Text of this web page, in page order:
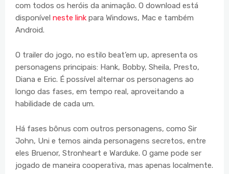
com todos os heróis da animação. O download está
disponível neste link para Windows, Mac e também
Android.
O trailer do jogo, no estilo beat’em up, apresenta os
personagens principais: Hank, Bobby, Sheila, Presto,
Diana e Eric. É possível alternar os personagens ao
longo das fases, em tempo real, aproveitando a
habilidade de cada um.
Há fases bônus com outros personagens, como Sir
John, Uni e temos ainda personagens secretos, entre
eles Bruenor, Stronheart e Warduke. O game pode ser
jogado de maneira cooperativa, mas apenas localmente.